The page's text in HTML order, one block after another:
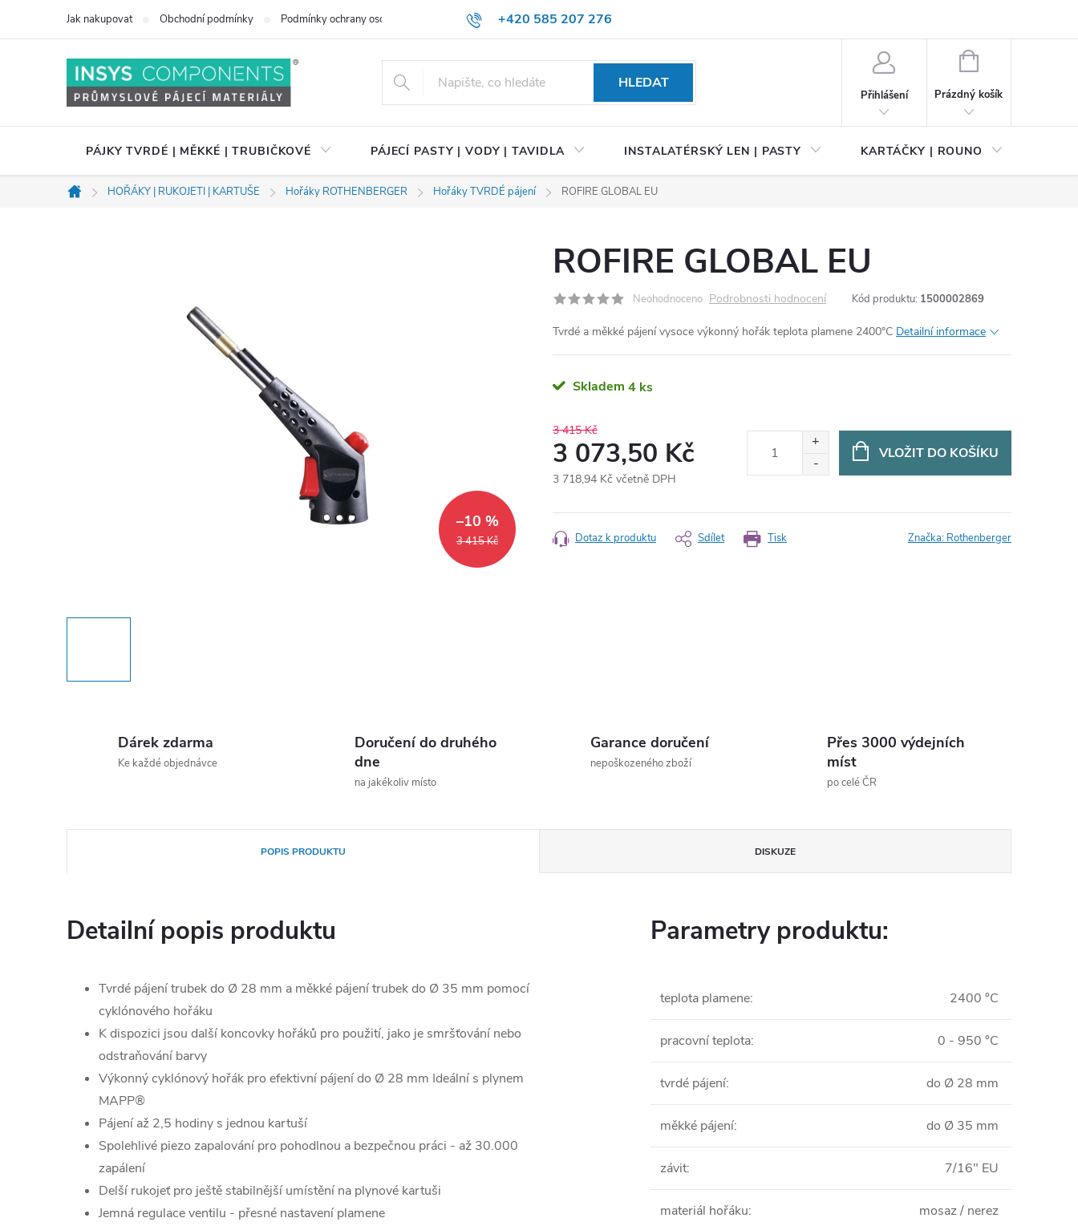
+420 585 207 276
Jak nakupovat Obchodní podmínky Podmínky ochrany osobních údajů
HLEDAT
Přihlášení
NÁKUPNÍ
Prázdný košík
PÁJKY TVRDÉ | MĚKKÉ | TRUBIČKOVÉ PÁJECÍ PASTY | VODY | TAVIDLA INSTALATÉRSKÝ LEN | PASTY KARTÁČKY | ROUNO
Domů
HOŘÁKY | RUKOJETI | KARTUŠE Hořáky ROTHENBERGER Hořáky TVRDÉ pájení ROFIRE GLOBAL EU
3 415 Kč
–10 %
ROFIRE GLOBAL EU
Neohodnoceno Podrobnosti hodnocení Kód produktu: 1500002869
Tvrdé a měkké pájení vysoce výkonný hořák teplota plamene 2400°C Detailní informace
Skladem 4 ks
3 415 Kč
3 073,50 Kč
3 718,94 Kč včetně DPH
cena:
VLOŽIT DO KOŠÍKU
Tisk
Dotaz k produktu Sdílet Značka: Rothenberger
Dárek zdarma
Ke každé objednávce
Doručení do druhého
dne
na jakékoliv místo
Garance doručení
nepoškozeného zboží
Přes 3000 výdejních
míst
po celé ČR
POPIS PRODUKTU DISKUZE
Detailní popis produktu
Tvrdé pájení trubek do Ø 28 mm a měkké pájení trubek do Ø 35 mm pomocí
cyklónového hořáku
K dispozici jsou další koncovky hořáků pro použití, jako je smršťování nebo
odstraňování barvy
Výkonný cyklónový hořák pro efektivní pájení do Ø 28 mm Ideální s plynem
MAPP®
Pájení až 2,5 hodiny s jednou kartuší
Spolehlivé piezo zapalování pro pohodlnou a bezpečnou práci - až 30.000
zapálení
Delší rukojeť pro ještě stabilnější umístění na plynové kartuši
Jemná regulace ventilu - přesné nastavení plamene
Parametry produktu:
teplota plamene: 2400 °C
pracovní teplota: 0 - 950 °C
tvrdé pájení: do Ø 28 mm
měkké pájení: do Ø 35 mm
závit: 7/16" EU
materiál hořáku: mosaz / nerez